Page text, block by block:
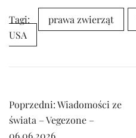
Tagi: prawa zwierząt
USA
Nawigacja
wpisu
Poprzedni:Wiadomości ze
świata – Vegezone –
06.06.2026